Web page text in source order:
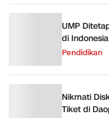
UMP
di
Pendidikan
Nikmati
Tiket di